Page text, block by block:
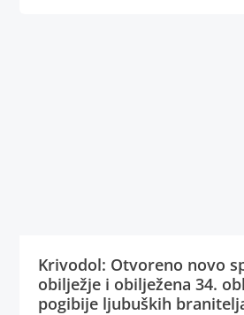
Krivodol: Otvoreno novo
obilježje i obilježena 34.
pogibije ljubuških